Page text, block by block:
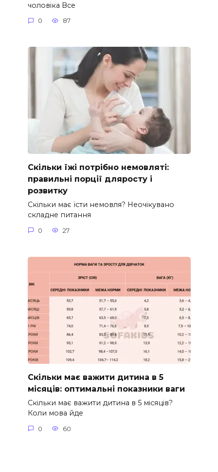
чоловіка Все
0 87
Скільки їжі потрібно немовляті:
правильні порції дляросту і
розвитку
Скільки має їсти немовля? Неочікувано
складне питання
0 27
Скільки має важити дитина в 5
місяців: оптимальні показники ваги
Скільки має важити дитина в 5 місяців?
Коли мова йде
0 60